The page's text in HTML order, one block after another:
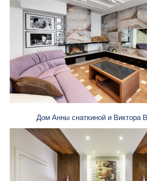
Дом Анны снаткиной и Виктора